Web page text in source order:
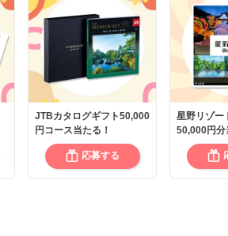
JTBカタログギフト50,000
円コース当たる！
応募する
星野リゾー
50,000円分